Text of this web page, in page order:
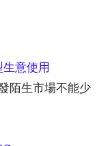
意使用
陌生市場不能少